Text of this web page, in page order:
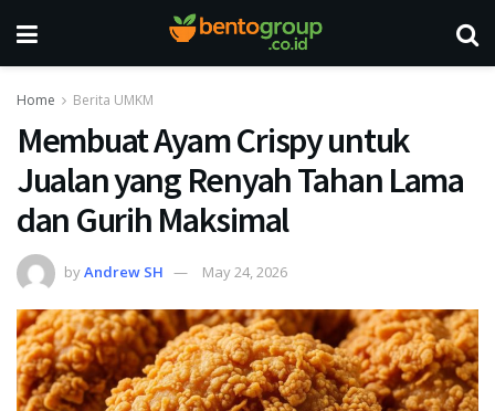
Home Berita UMKM
Membuat Ayam Crispy untuk
Jualan yang Renyah Tahan Lama
dan Gurih Maksimal
byAndrew SH May 24, 2026